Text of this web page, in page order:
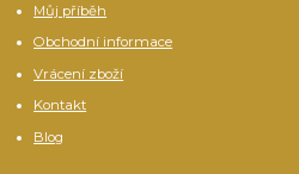
Můj příběh
Obchodní informace
Vrácení zboží
Kontakt
Blog